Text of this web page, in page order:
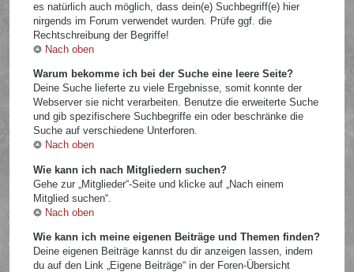
es natürlich auch möglich, dass dein(e) Suchbegriff(e) hier
nirgends im Forum verwendet wurden. Prüfe ggf. die
Rechtschreibung der Begriffe!
Nach oben
Warum bekomme ich bei der Suche eine leere Seite?
Deine Suche lieferte zu viele Ergebnisse, somit konnte der
Webserver sie nicht verarbeiten. Benutze die erweiterte Suche
und gib spezifischere Suchbegriffe ein oder beschränke die
Suche auf verschiedene Unterforen.
Nach oben
Wie kann ich nach Mitgliedern suchen?
Gehe zur „Mitglieder“-Seite und klicke auf „Nach einem
Mitglied suchen“.
Nach oben
Wie kann ich meine eigenen Beiträge und Themen finden?
Deine eigenen Beiträge kannst du dir anzeigen lassen, indem
du auf den Link „Eigene Beiträge“ in der Foren-Übersicht